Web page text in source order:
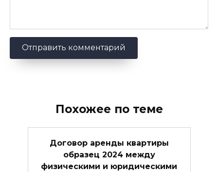
Похожее по теме
Договор аренды квартиры
образец 2024 между
физическими и юридическими